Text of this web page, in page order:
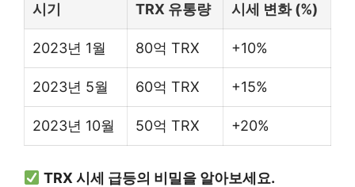
시기 TRX 유통량 시세 변화 (%)
2023년 1월 80억 TRX +10%
2023년 5월 60억 TRX +15%
2023년 10월 50억 TRX +20%
TRX 시세 급등의 비밀을 알아보세요.